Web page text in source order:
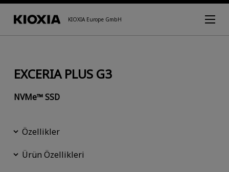
KIOXIA Europe GmbH
EXCERIA PLUS G3
NVMe™ SSD
Özellikler
Ürün Özellikleri